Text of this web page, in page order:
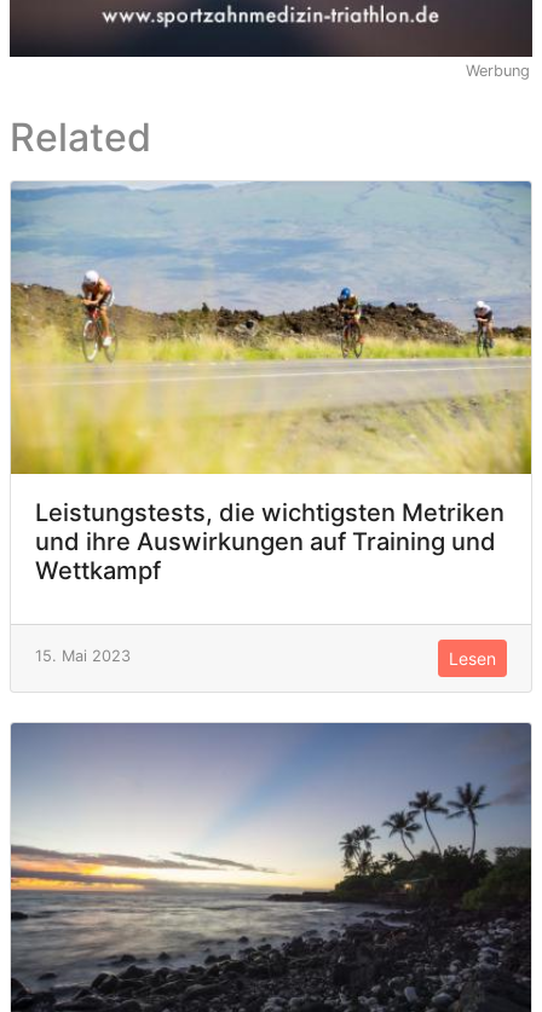
Werbung
Related
Leistungstests, die wichtigsten Metriken
und ihre Auswirkungen auf Training und
Wettkampf
15. Mai 2023 Lesen